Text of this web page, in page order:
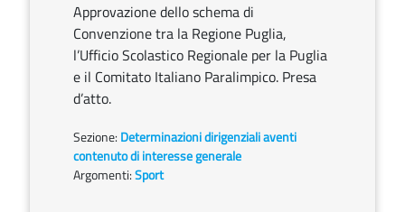
Approvazione dello schema di
Convenzione tra la Regione Puglia,
l’Ufficio Scolastico Regionale per la Puglia
e il Comitato Italiano Paralimpico. Presa
d’atto.
Sezione: Determinazioni dirigenziali aventi
contenuto di interesse generale
Argomenti:Sport